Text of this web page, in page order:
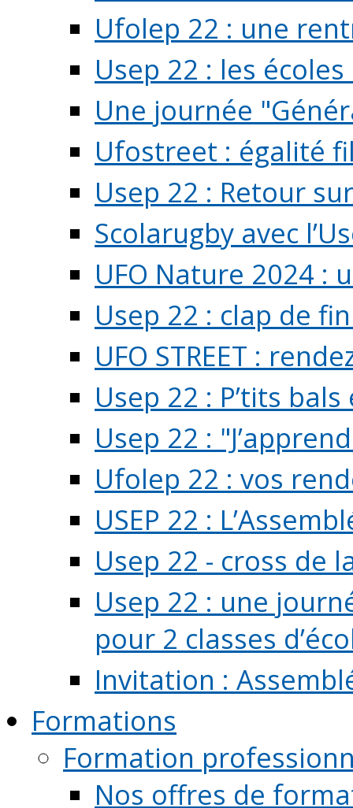
Ufolep 22 : une
Usep 22 : les
Une journée
Ufostreet : égalité
Usep 22 : Retour
Scolarugby avec
UFO Nature 2024 :
Usep 22 : clap de
UFO STREET :
Usep 22 : P’tits
Usep 22 :
Ufolep 22 : vos
USEP 22 :
Usep 22 - cross de
Usep 22 : une
pour 2 classes
Invitation :
Formations
Formation
Nos offres de